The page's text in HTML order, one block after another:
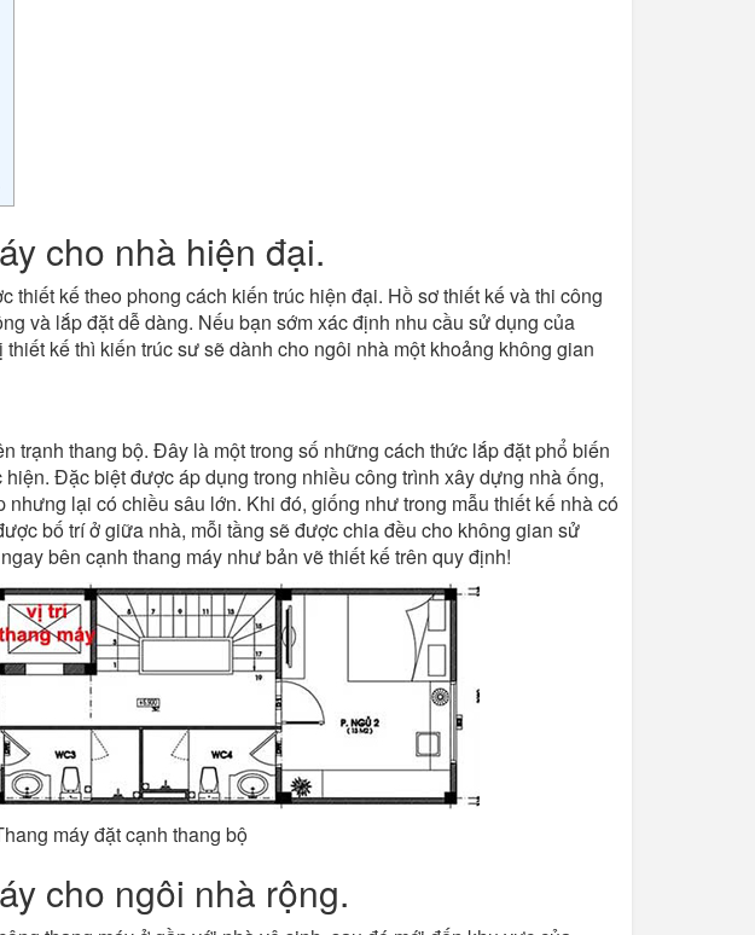
cho nhà hiện đại.
thiết kế theo phong cách kiến trúc hiện đại. Hồ sơ thiết kế và thi công
và lắp đặt dễ dàng. Nếu bạn sớm xác định nhu cầu sử dụng của
kế thì kiến trúc sư sẽ dành cho ngôi nhà một khoảng không gian
trạnh thang bộ. Đây là một trong số những cách thức lắp đặt phổ biến
Đặc biệt được áp dụng trong nhiều công trình xây dựng nhà ống,
lại có chiều sâu lớn. Khi đó, giống như trong mẫu thiết kế nhà có
bố trí ở giữa nhà, mỗi tầng sẽ được chia đều cho không gian sử
bên cạnh thang máy như bản vẽ thiết kế trên quy định!
máy đặt cạnh thang bộ
cho ngôi nhà rộng.